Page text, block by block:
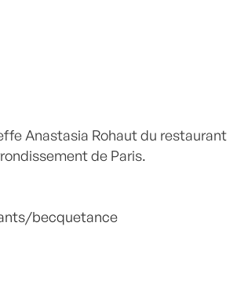
Anastasia Rohaut du restaurant
de Paris.
becquetance